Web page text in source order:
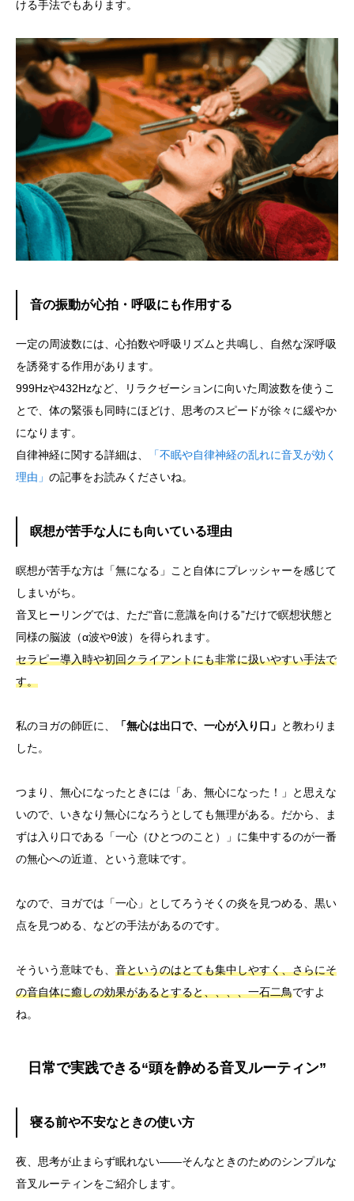
ける手法でもあります。
音の振動が心拍・呼吸にも作用する
一定の周波数には、心拍数や呼吸リズムと共鳴し、自然な深呼吸
を誘発する作用があります。
999Hzや432Hzなど、リラクゼーションに向いた周波数を使うこ
とで、体の緊張も同時にほどけ、思考のスピードが徐々に緩やか
になります。
自律神経に関する詳細は、
「不眠や自律神経の乱れに音叉が効く
理由」 の記事をお読みくださいね。
瞑想が苦手な人にも向いている理由
瞑想が苦手な方は「無になる」こと自体にプレッシャーを感じて
しまいがち。
音叉ヒーリングでは、ただ“音に意識を向ける”だけで瞑想状態と
同様の脳波（α波やθ波）を得られます。
セラピー導入時や初回クライアントにも非常に扱いやすい手法で
す。
私のヨガの師匠に、 「無心は出口で、一心が入り口」 と教わりま
した。
つまり、無心になったときには「あ、無心になった！」と思えな
いので、いきなり無心になろうとしても無理がある。だから、ま
ずは入り口である「一心（ひとつのこと）」に集中するのが一番
の無心への近道、という意味です。
なので、ヨガでは「一心」としてろうそくの炎を見つめる、黒い
点を見つめる、などの手法があるのです。
そういう意味でも、 音というのはとても集中しやすく、さらにそ
の音自体に癒しの効果があるとすると、、、、一石二鳥ですよ
ね。
日常で実践できる“頭を静める音叉ルーティン”
寝る前や不安なときの使い方
夜、思考が止まらず眠れない――そんなときのためのシンプルな
音叉ルーティンをご紹介します。